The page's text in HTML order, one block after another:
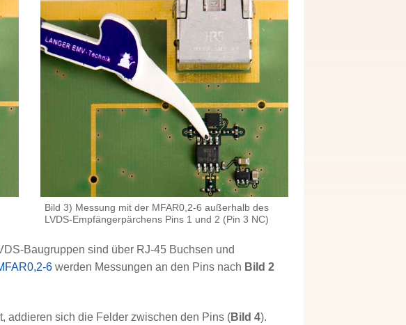
Bild 3) Messung mit der MFAR0,2-6 außerhalb des
LVDS-Empfängerpärchens Pins 1 und 2 (Pin 3 NC)
Baugruppen sind über RJ-45 Buchsen und
6 werden Messungen an den Pins nach Bild 2
addieren sich die Felder zwischen den Pins (Bild 4).